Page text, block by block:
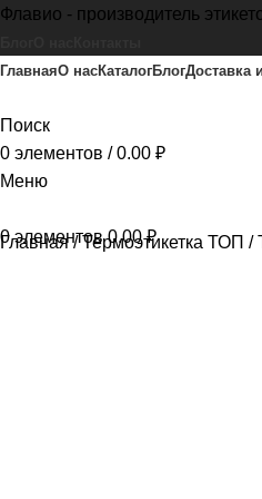
Флавио - производитель
ГлавнаяО насКаталогБлогДоставка
Поиск
0 элементов / 0.00 ₽
Меню
0элементов 0.00₽
Главная Термоэтикетка ТОП